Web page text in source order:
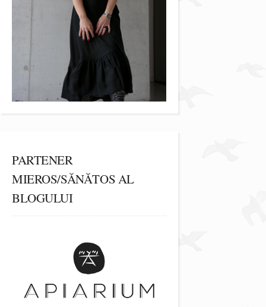
PARTENER
MIEROS/SĂNĂTOS AL
BLOGULUI